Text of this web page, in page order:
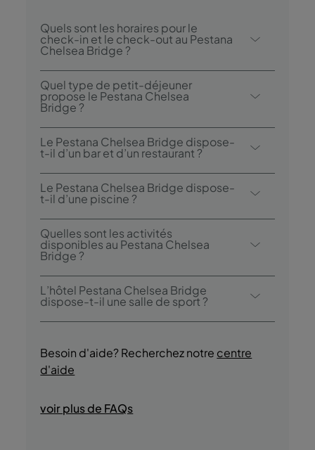
Quels sont les horaires pour le
check-in et le check-out au Pestana
Chelsea Bridge ?
Le check-in au Pestana Chelsea Bridge se
fait à partir de 16h00, et le check-out est
possible jusqu’à 11h00.
Quel type de petit-déjeuner
propose le Pestana Chelsea
Bridge ?
Les options de petit-déjeuner incluent un
buffet anglais.
Le Pestana Chelsea Bridge dispose-
t-il d’un bar et d’un restaurant ?
Le Pestana Chelsea Bridge possède 1
restaurant : le restaurant Atlântico ouvert
dispose également d'1 bar : Le Bridge Bar
Le Pestana Chelsea Bridge dispose-
t-il d’une piscine ?
Oui, l’hôtel dispose d’une piscine intérieure
chauffée.
Quelles sont les activités
disponibles au Pestana Chelsea
Bridge ?
L'établissement Pestana Chelsea Bridge
propose les activités et les services suivants
- Sauna
- Centre de bien-être
- Centre de remise en forme
- Visites
L’hôtel Pestana Chelsea Bridge
dispose-t-il une salle de sport ?
centre de fitness pendant tout leur séjour.
Besoin d'aide? Recherchez notre centre
d'aide
voir plus de FAQs